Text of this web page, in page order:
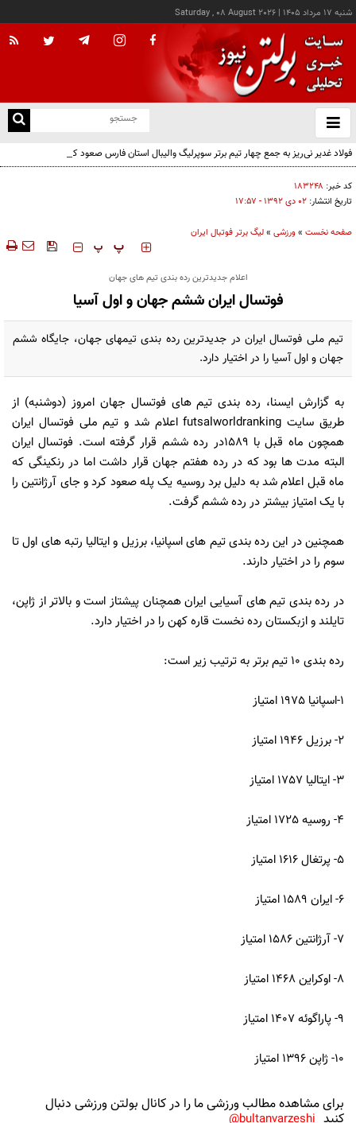
شنبه ۱۷ مرداد ۱۴۰۵ |
Saturday , 08 August 2026
باز
و
فولاد غدیر نی‌ریز به جمع چهار تیم برتر سوپرلیگ والیبال استان فارس صعود کرد
کد خبر: ۱۸۳۲۴۸
تاریخ انتشار: ۰۲ دی ۱۳۹۲ - ۱۷:۵۷
صفحه نخست »ورزشی »لیگ برتر فوتبال ایران
‍‍‍ پ پ
اعلام جدیدترین رده بندی تیم های جهان
فوتسال ایران ششم جهان و اول آسیا
تیم ملی فوتسال ایران در جدیدترین رده بندی تیمهای جهان، جایگاه ششم
جهان و اول آسیا را در اختیار دارد.
به گزارش ایسنا، رده بندی تیم های فوتسال جهان امروز (دوشنبه) از
طریق سایت futsalworldranking اعلام شد و تیم ملی فوتسال ایران
همچون ماه قبل با 1589در رده ششم قرار گرفته است. فوتسال ایران
البته مدت ها بود که در رده هفتم جهان قرار داشت اما در رنکینگی که
ماه قبل اعلام شد به دلیل برد روسیه یک پله صعود کرد و جای آرژانتین را
با یک امتیاز بیشتر در رده ششم گرفت.
همچنین در این رده بندی تیم های اسپانیا، برزیل و ایتالیا رتبه های اول تا
سوم را در اختیار دارند.
در رده بندی تیم های آسیایی ایران همچنان پیشتاز است و بالاتر از ژاپن،
تایلند و ازبکستان رده نخست قاره کهن را در اختیار دارد.
رده بندی ۱۰ تیم برتر به ترتیب زیر است:
1-اسپانیا 1975 امتیاز
2- برزیل 1946 امتیاز
3- ایتالیا 1757 امتیاز
4- روسیه 1725 امتیاز
5- پرتغال 1616 امتیاز
6- ایران 1589 امتیاز
7- آرژانتین 1586 امتیاز
8- اوکراین 1468 امتیاز
9- پاراگوئه 1407 امتیاز
10- ژاپن 1396 امتیاز
برای مشاهده مطالب ورزشی ما را در کانال بولتن ورزشی دنبال